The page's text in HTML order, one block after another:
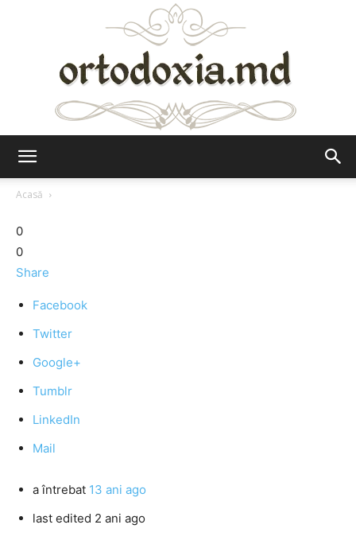
Acasă
0
0
Share
Facebook
Twitter
Google+
Tumblr
LinkedIn
Mail
a întrebat 13 ani ago
last edited 2 ani ago